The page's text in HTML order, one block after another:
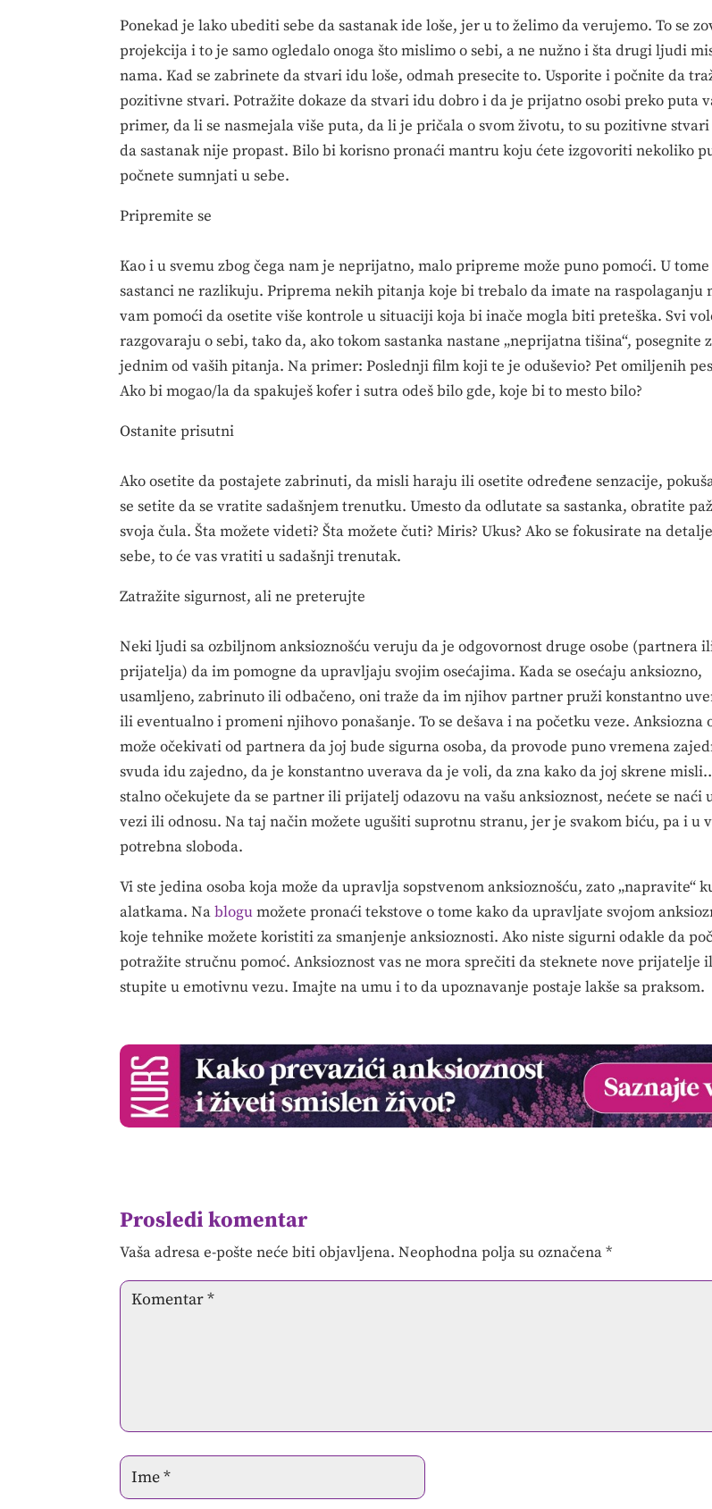
Ponekad je lako ubediti sebe da sastanak ide loše, jer u to želimo da verujemo. To se
projekcija i to je samo ogledalo onoga što mislimo o sebi, a ne nužno i šta drugi ljudi
nama. Kad se zabrinete da stvari idu loše, odmah presecite to. Usporite i počnite da
pozitivne stvari. Potražite dokaze da stvari idu dobro i da je prijatno osobi preko puta
primer, da li se nasmejala više puta, da li je pričala o svom životu, to su pozitivne
da sastanak nije propast. Bilo bi korisno pronaći mantru koju ćete izgovoriti nekoliko
počnete sumnjati u sebe.
Pripremite se
Kao i u svemu zbog čega nam je neprijatno, malo pripreme može puno pomoći. U tome
sastanci ne razlikuju. Priprema nekih pitanja koje bi trebalo da imate na raspolaganju
vam pomoći da osetite više kontrole u ​​situaciji koja bi inače mogla biti preteška. Svi
razgovaraju o sebi, tako da, ako tokom sastanka nastane „neprijatna tišina“, posegnite
jednim od vaših pitanja. Na primer: Poslednji film koji te je oduševio? Pet omiljenih
Ako bi mogao/la da spakuješ kofer i sutra odeš bilo gde, koje bi to mesto bilo?
Ostanite prisutni
Ako osetite da postajete zabrinuti, da misli haraju ili osetite određene senzacije,
se setite da se vratite sadašnjem trenutku. Umesto da odlutate sa sastanka, obratite
svoja čula. Šta možete videti? Šta možete čuti? Miris? Ukus? Ako se fokusirate na
sebe, to će vas vratiti u sadašnji trenutak.
Zatražite sigurnost, ali ne preterujte
Neki ljudi sa ozbiljnom anksioznošću veruju da je odgovornost druge osobe (partnera
prijatelja) da im pomogne da upravljaju svojim osećajima. Kada se osećaju anksiozno,
usamljeno, zabrinuto ili odbačeno, oni traže da im njihov partner pruži konstantno
ili eventualno i promeni njihovo ponašanje. To se dešava i na početku veze. Anksiozna
može očekivati od partnera da joj bude sigurna osoba, da provode puno vremena
svuda idu zajedno, da je konstantno uverava da je voli, da zna kako da joj skrene
stalno očekujete da se partner ili prijatelj odazovu na vašu anksioznost, nećete se naći
vezi ili odnosu. Na taj način možete ugušiti suprotnu stranu, jer je svakom biću, pa i u
potrebna sloboda.
Vi ste jedina osoba koja može da upravlja sopstvenom anksioznošću, zato „napravite“
alatkama. Nablogumožete pronaći tekstove o tome kako da upravljate svojom
koje tehnike možete koristiti za smanjenje anksioznosti. Ako niste sigurni odakle da
potražite stručnu pomoć. Anksioznost vas ne mora sprečiti da steknete nove prijatelje
stupite u emotivnu vezu. Imajte na umu i to da upoznavanje postaje lakše sa praksom.
Prosledi komentar
Vaša adresa e-pošte neće biti objavljena. Neophodna polja su označena*